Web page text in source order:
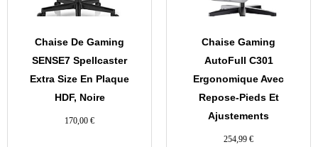
Chaise De Gaming
SENSE7 Spellcaster
Extra Size En Plaque
HDF, Noire
170,00 €
Chaise Gaming
AutoFull C301
Ergonomique Avec
Repose-Pieds Et
Ajustements
254,99 €